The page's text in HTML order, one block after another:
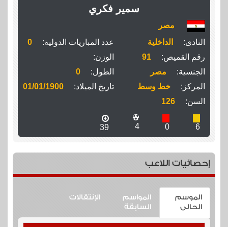
سمير فكري
مصر
النادى:
الداخلية عدد المباريات الدولية:
0
رقم القميص:
91
الوزن:
الجنسية:
مصر الطول:
0
المركز:
خط وسط تاريخ الميلاد:
01/01/1900
السن:
126
6
0
4
39
إحصائيات اللاعب
الموسم
الحالى
المواسم
السابقة
الإنتقالات